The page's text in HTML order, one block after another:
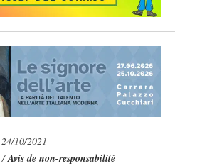
10/2021
/Avis de non-responsabilité